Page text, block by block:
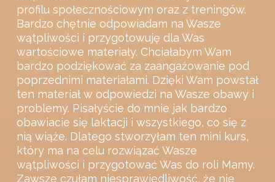
profilu społecznościowym oraz z treningów.
Bardzo chętnie odpowiadam na Wasze
wątpliwości i przygotowuję dla Was
wartościowe materiały. Chciałabym Wam
bardzo podziękować za zaangażowanie pod
poprzednimi materiałami. Dzięki Wam powstał
ten materiał w odpowiedzi na Wasze obawy i
problemy. Pisałyście do mnie jak bardzo
obawiacie się laktacji i wszystkiego, co się z
nią wiąże. Dlatego stworzyłam ten mini kurs,
który ma na celu rozwiązać Wasze
wątpliwości i przygotować Was do roli Mamy.
Zawsze czułam niesprawiedliwość, że nie